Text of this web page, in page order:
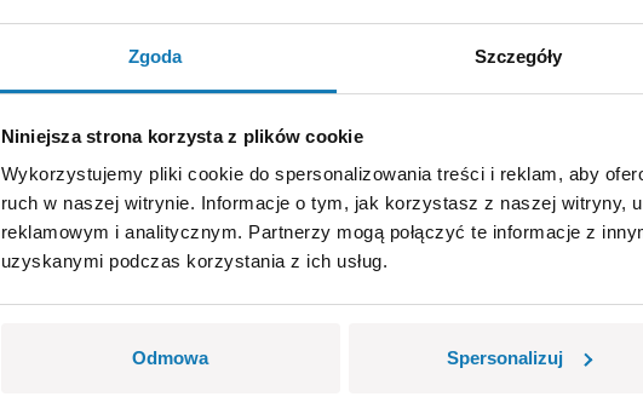
Zgoda Szczegóły
Niniejsza strona korzysta z plików cookie
Wykorzystujemy pliki cookie do spersonalizowania treści i reklam, aby
ruch w naszej witrynie. Informacje o tym, jak korzystasz z naszej witryny,
reklamowym i analitycznym. Partnerzy mogą połączyć te informacje z
uzyskanymi podczas korzystania z ich usług.
Odmowa Spersonalizuj